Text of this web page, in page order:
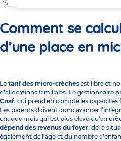
ici
Comment se calcule le tarif d’une place
Comment se
d’une place en
Le tarif des micro-crèches est libre et
d’allocations familiales. Le gestionnaire
Cnaf, qui prend en compte les capacités
Les parents doivent donc avancer
chaque mois qui est plus élevé qu’en
dépend des revenus du foyer, de la
également de l’âge et du nombre